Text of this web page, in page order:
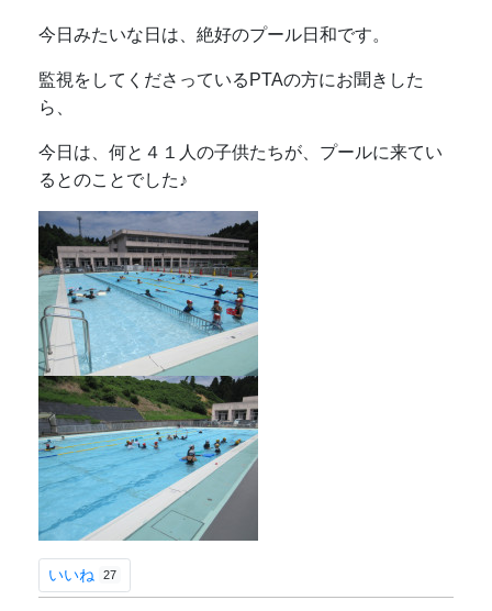
今日みたいな日は、絶好のプール日和です。
監視をしてくださっているPTAの方にお聞きした
ら、
今日は、何と４１人の子供たちが、プールに来てい
るとのことでした♪
いいね 27